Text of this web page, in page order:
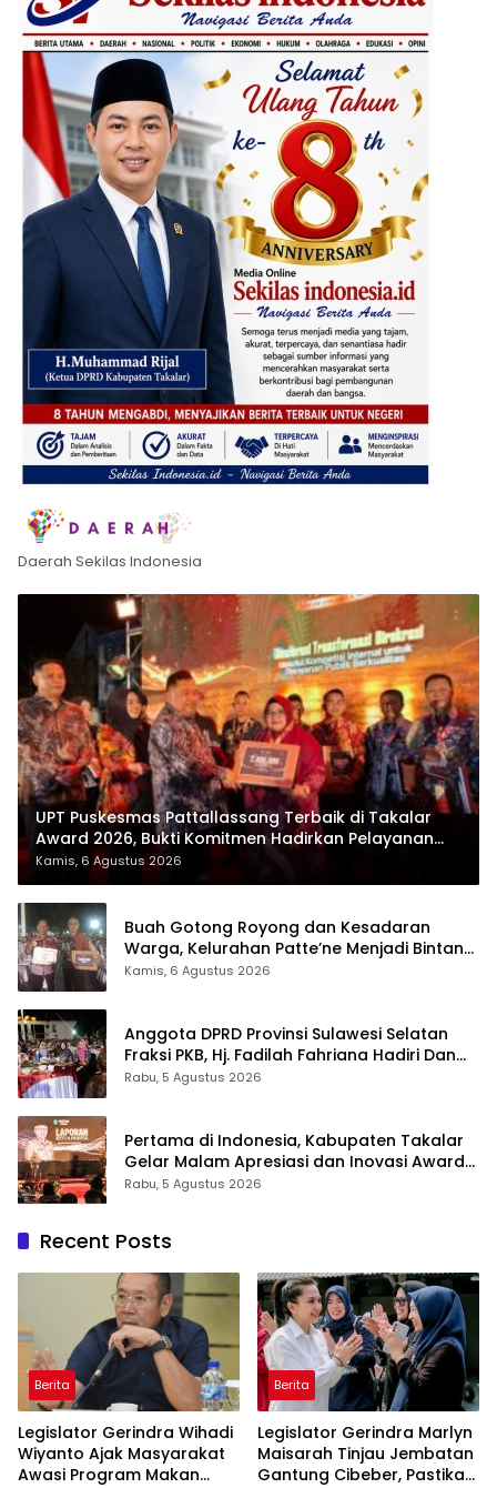
Daerah Sekilas Indonesia
UPT Puskesmas Pattallassang Terbaik di Takalar
Award 2026, Bukti Komitmen Hadirkan Pelayanan
Kesehatan Berkualitas
Kamis, 6 Agustus 2026
Buah Gotong Royong dan Kesadaran
Warga, Kelurahan Patte’ne Menjadi Bintang
Takalar Award 2026
Kamis, 6 Agustus 2026
Anggota DPRD Provinsi Sulawesi Selatan
Fraksi PKB, Hj. Fadilah Fahriana Hadiri Dan
Beri Apresiasi : Takalar Menyalakan Lentera
Rabu, 5 Agustus 2026
Pertama di Indonesia, Kabupaten Takalar
Gelar Malam Apresiasi dan Inovasi Award
2026: Panggung Penghargaan bagi
Rabu, 5 Agustus 2026
Recent Posts
Berita
Legislator Gerindra Wihadi
Wiyanto Ajak Masyarakat
Awasi Program Makan
Berita
Legislator Gerindra Marlyn
Maisarah Tinjau Jembatan
Gantung Cibeber, Pastikan